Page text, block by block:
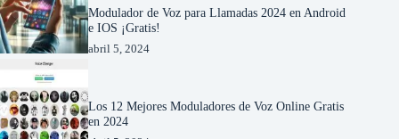
Modulador de Voz para Llamadas 2024 en Android
e IOS ¡Gratis!
abril 5, 2024
Los 12 Mejores Moduladores de Voz Online Gratis
en 2024